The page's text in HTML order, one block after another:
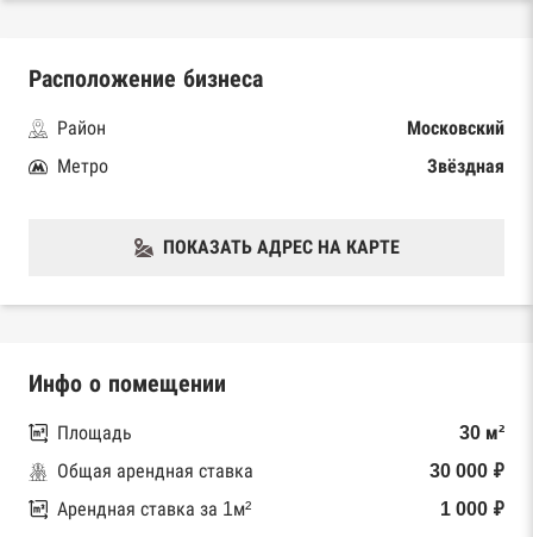
Расположение бизнеса
Район
Московский
Метро
Звёздная
ПОКАЗАТЬ АДРЕС НА КАРТЕ
Инфо о помещении
Площадь
30 м²
Общая арендная ставка
30 000 ₽
Арендная ставка за 1м²
1 000 ₽